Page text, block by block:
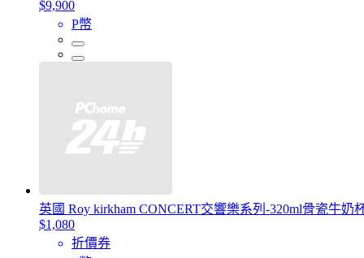
$9,900
P幣
英國 Roy kirkham CONCERT交響樂系列-320ml骨瓷牛奶
$1,080
折價券